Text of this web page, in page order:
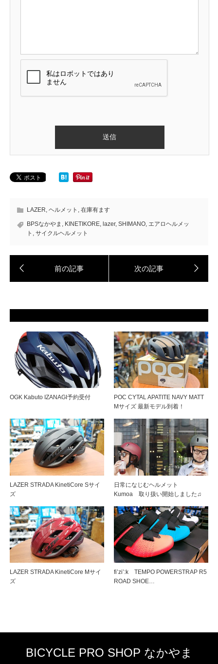
LAZER ヘルメット 在庫有ます
BPSなかやま KINETIKORE lazer, SHIMANO エアロヘルメッ
ト
サイクルヘルメット
OGK Kabuto IZANAGI予約受付
POC CYTAL APATITE NAVY MATT
Mサイズ 最新モデル到着！
LAZER STRADA KinetiCore Sサイ
ズ
日常になじむヘルメット
Kumoa 取り扱い開始しました♫
LAZER STRADA KinetiCore Mサイ
ズ
fi’zi’:k TEMPO POWERSTRAP R5
ROAD SHOE…
BICYCLE PRO SHOP なかやま